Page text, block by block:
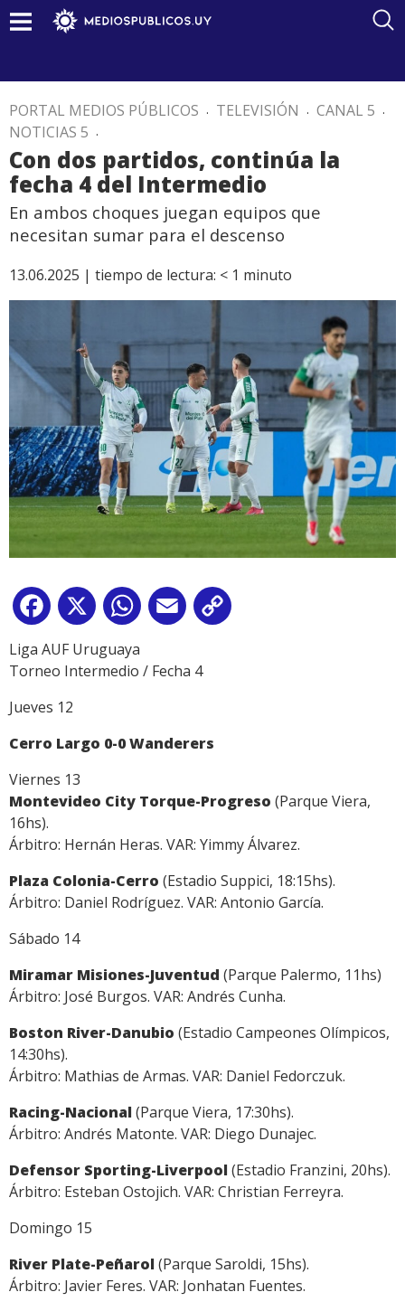
PORTAL MEDIOS PÚBLICOS . TELEVISIÓN . CANAL 5 .
NOTICIAS 5 .
Con dos partidos, continúa la
fecha 4 del Intermedio
En ambos choques juegan equipos que
necesitan sumar para el descenso
13.06.2025 | tiempo de lectura: < 1 minuto
Facebook
X WhatsApp
Email
Liga AUF Uruguaya
Torneo Intermedio / Fecha 4
Jueves 12
Cerro Largo 0-0 Wanderers
Viernes 13
Montevideo City Torque-Progreso (Parque Viera,
16hs).
Árbitro: Hernán Heras. VAR: Yimmy Álvarez.
Plaza Colonia-Cerro (Estadio Suppici, 18:15hs).
Árbitro: Daniel Rodríguez. VAR: Antonio García.
Sábado 14
Miramar Misiones-Juventud (Parque Palermo, 11hs)
Árbitro: José Burgos. VAR: Andrés Cunha.
Boston River-Danubio (Estadio Campeones Olímpicos,
14:30hs).
Árbitro: Mathias de Armas. VAR: Daniel Fedorczuk.
Racing-Nacional (Parque Viera, 17:30hs).
Árbitro: Andrés Matonte. VAR: Diego Dunajec.
Defensor Sporting-Liverpool (Estadio Franzini, 20hs).
Árbitro: Esteban Ostojich. VAR: Christian Ferreyra.
Domingo 15
River Plate-Peñarol (Parque Saroldi, 15hs).
Árbitro: Javier Feres. VAR: Jonhatan Fuentes.